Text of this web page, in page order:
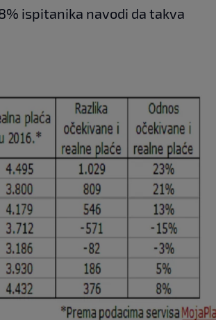
ispitanika navodi da takva